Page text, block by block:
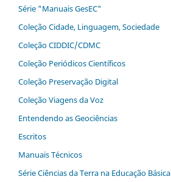
Série "Manuais GesEC"
Coleção Cidade, Linguagem, Sociedade
Coleção CIDDIC/CDMC
Coleção Periódicos Científicos
Coleção Preservação Digital
Coleção Viagens da Voz
Entendendo as Geociências
Escritos
Manuais Técnicos
Série Ciências da Terra na Educação Básica